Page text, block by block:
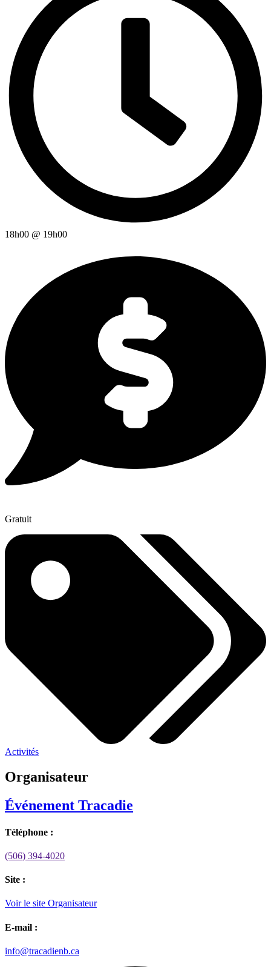
18h00 @ 19h00
Gratuit
Activités
Organisateur
Événement Tracadie
Téléphone :
(506) 394-4020
Site :
Voir le site Organisateur
E-mail :
info@tracadienb.ca